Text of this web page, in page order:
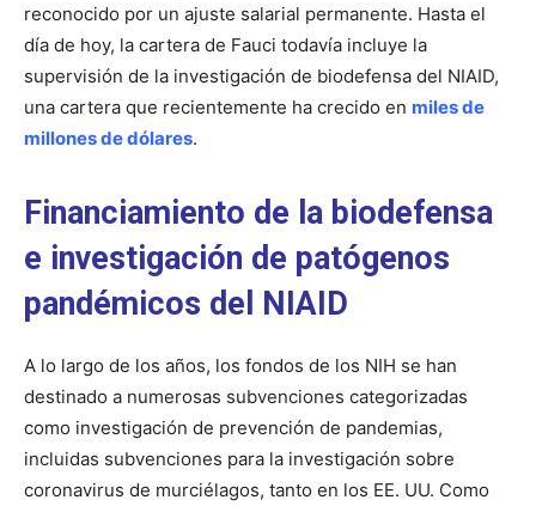
reconocido por un ajuste salarial permanente. Hasta el
día de hoy, la cartera de Fauci todavía incluye la
supervisión de la investigación de biodefensa del NIAID,
una cartera que recientemente ha crecido en miles de
millones de dólares.
Financiamiento de la biodefensa
e investigación de patógenos
pandémicos del NIAID
A lo largo de los años, los fondos de los NIH se han
destinado a numerosas subvenciones categorizadas
como investigación de prevención de pandemias,
incluidas subvenciones para la investigación sobre
coronavirus de murciélagos, tanto en los EE. UU. Como